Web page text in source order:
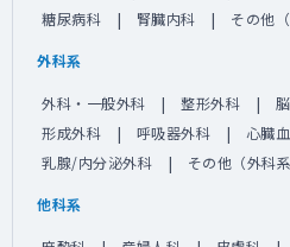
糖尿病科
腎臓内科 その他
外科系
外科・一般外科 整形外科
形成外科
呼吸器外科
心臓
乳腺/内分泌外科
その他（外科系
他科系